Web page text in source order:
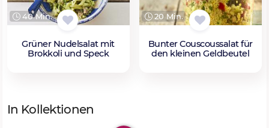
40 Min.
Grüner Nudelsalat mit
Brokkoli und Speck
20 Min.
Bunter Couscoussalat für
den kleinen Geldbeutel
In Kollektionen